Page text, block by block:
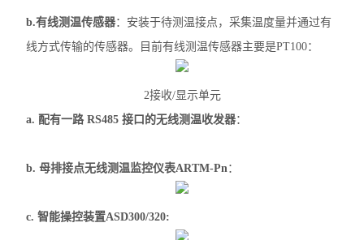
数据采集仪
ALP300电动机保护器
无线测温装置
安科瑞智慧综合管廊解决方案
ARTM系列电气接点在线测温装置
b.有线测温传感器：安装于待测温接点，采集温度量并通过有
线方式传输的传感器。目前有线测温传感器主要是PT100：
2接收/显示单元
a. 配有一路 RS485 接口的无线测温收发器：
b.母排接点无线测温监控仪表ARTM-Pn：
c. 智能操控装置ASD300/320: